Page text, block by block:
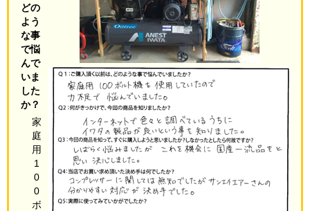
どの
よう
な事
で悩
んで
いま
した
か？
家
庭
用
1
0
0
ボ